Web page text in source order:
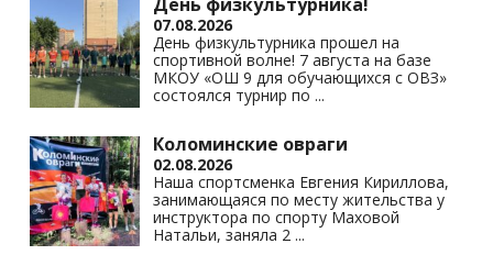
ni
ki
07.08.2026
День физкультурника прошел на
спортивной волне! 7 августа на базе
МКОУ «ОШ 9 для обучающихся с ОВЗ»
состоялся турнир по ...
Коломинские овраги
02.08.2026
Наша спортсменка Евгения Кириллова,
занимающаяся по месту жительства у
инструктора по спорту Маховой
Натальи, заняла 2 ...